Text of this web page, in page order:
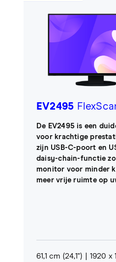
EV2495
De EV2495 is een
voor krachtige
zijn USB-C-poort en
daisy-chain-functie
monitor voor minder
meer vrije ruimte op
61,1 cm (24,1")
1920 x